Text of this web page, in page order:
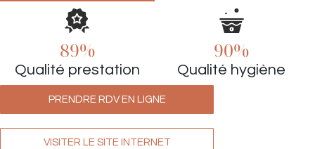
89%
Qualité prestation
90%
Qualité hygiène
PRENDRE RDV EN LIGNE
VISITER LE SITE INTERNET